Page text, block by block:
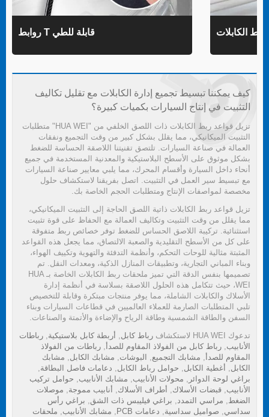
روابط T قابلة للطي
كيف يمكننا تبسيط تجميع إدارة الكابلات مع تقليل تكاليف
التثبيت في إنتاج السيارات بكميات كبيرة؟
تزيل قواعد ربط الكابلات ذات اللصق الخلفي من "HUA WEI" متطلبات
التثبيت الميكانيكي، مما يقلل بشكل كبير من وقت التجميع ونفقات
العمالة في صناعة السيارات. تلتصق تقنيتنا اللاصقة الحساسة للضغط
بشكل موثوق على الأسطح البلاستيكية والمعدنية المستخدمة في جميع
أنحاء داخل السيارة وأقسام المحرك، مما يلبي معايير صناعة السيارات
مع تبسيط سير العمل في التثبيت. اتصل بفريقنا لاستكشاف حلول
مخصصة لمواصفات الإنتاج ومتطلبات الحجم الخاصة بك.
تزيل قواعد ربط الكابلات ذاتية اللصق الحاجة إلى التثبيت الميكانيكي،
مما يقلل من وقت التثبيت وتكاليف العمالة مع الحفاظ على قوة تثبيت
استثنائية. تركيبة اللاصق الحساس للضغط توفر خصائص ربط متفوقة
على كل من الأسطح التقليدية والصعبة الالتصاق، مما يجعل هذه القواعد
المثبتة مثالية للوحات التحكم، وأنظمة التدفئة والتهوية وتكييف الهواء،
وبناء المباني التجارية، وتطبيقات المنازل الذكية، ومعدات النقل. تم
تصميمها بنفس الدقة التي تميز ملحقات ربط الكابلات الخاصة بـ HUA
WEI، حيث تتكامل هذه الحلول اللاصقة بسلاسة في أنظمة إدارة
الأسلاك والكابلات الشاملة، مما يوفر منتجات مبتكرة وقابلة للتخصيص
تلبي المتطلبات الصارمة للعملاء العالميين في قطاعات السيارات وبناء
السفن والطاقة الشمسية وطاقة الرياح والإضاءة والأتمتة والصناعات.
تدعوك HUA WEI لاستكشاف
رباط كابل , أربطة كابل بلاستيكية, رباطات
الأنابيب, رباط كابل من الفولاذ المقاوم للصدأ, رباطات من الفولاذ
المقاوم للصدأ, مشابك التجميع, البوشات, مشابك الكابل , مشابك
الكابل , أغطية الكابل , حوامل رباط الكابل , دعامات فاصل البطاقة,
براغي لوحة الدوائر, محولات الأنابيب, مشابك الأنابيب, حوامل تركيب
الأنابيب, قبضات الأسلاك, أطراف الأسلاك, أنابيب مموجة, موصلات
الضغط, مراسي التمدد, براغي فيليبس ذات الشق , براغي رأس
سداسي , صواميل سداسية, دعامات PCB , مشابك الأنابيب, ملحقات